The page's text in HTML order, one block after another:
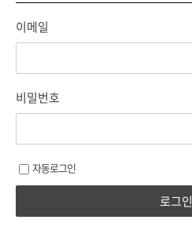
이메일
비밀번호
자동로그인
로그인